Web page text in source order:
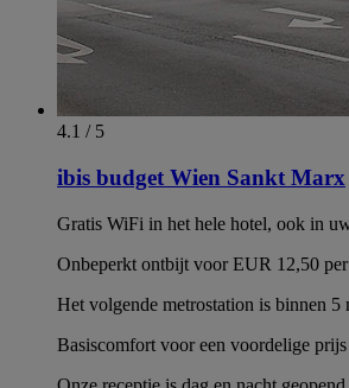
4.1 / 5
ibis budget Wien Sankt Marx
Gratis WiFi in het hele hotel, ook in
Onbeperkt ontbijt voor EUR 12,50 per
Het volgende metrostation is binnen 5
Basiscomfort voor een voordelige prijs